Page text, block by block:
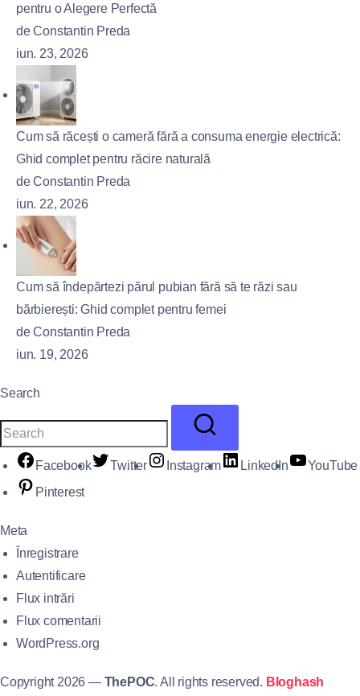
pentru o Alegere Perfectă
de Constantin Preda
iun. 23, 2026
Cum să răcești o cameră fără a consuma energie electrică:
Ghid complet pentru răcire naturală
de Constantin Preda
iun. 22, 2026
Cum să îndepărtezi părul pubian fără să te răzi sau
bărbierești: Ghid complet pentru femei
de Constantin Preda
iun. 19, 2026
Search
Facebook Twitter Instagram LinkedIn
YouTube
Pinterest
Meta
Înregistrare
Autentificare
Flux intrări
Flux comentarii
WordPress.org
Copyright 2026 — ThePOC. All rights reserved. Bloghash